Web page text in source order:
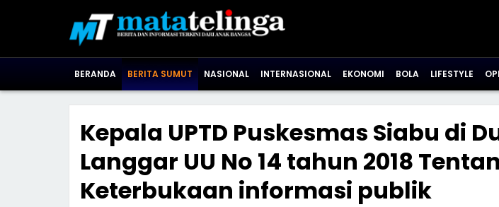
BERANDA BERITA SUMUT NASIONAL INTERNASIONAL EKONOMI BOLA LIFESTYLE
Kepala UPTD Puskesmas Siabu di
Langgar UU No 14 tahun 2018
Keterbukaan informasi publik